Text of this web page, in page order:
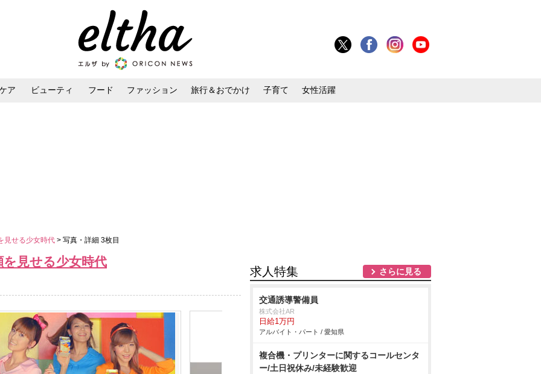
ア ビューティ フード ファッション 旅行＆おでかけ 子育て 女性活躍
見せる少女時代 > 写真・詳細 3枚目
見せる少女時代
求人特集 さらに見る
交通誘導警備員
株式会社AR
日給1万円
アルバイト・パート / 愛知県
複合機・プリンターに関するコールセンタ
ー/土日祝休み/未経験歓迎